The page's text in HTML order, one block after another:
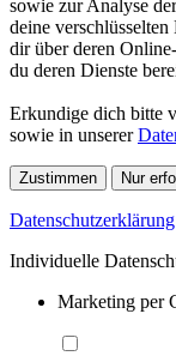
sowie zur Analyse
deine
dir über deren
du deren Dienste
Erkundige dich bitte
sowie in unserer
Zustimmen Nur
Datenschutzerklärung
Individuelle
Marketing per